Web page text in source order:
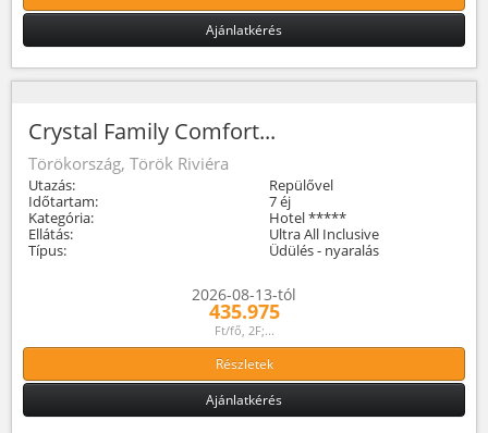
Ajánlatkérés
Crystal Family Comfort...
Törökország, Török Riviéra
Utazás:
Repülővel
Időtartam:
7 éj
Kategória:
Hotel *****
Ellátás:
Ultra All Inclusive
Típus:
Üdülés - nyaralás
2026-08-13-tól
435.975
Ft/fő, 2F;...
Részletek
Ajánlatkérés